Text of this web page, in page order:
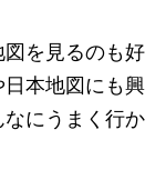
を見るのも好
本地図にも興
にうまく行か